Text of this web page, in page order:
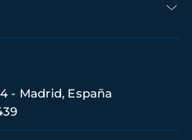
- Madrid, España